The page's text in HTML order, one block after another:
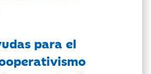
para el